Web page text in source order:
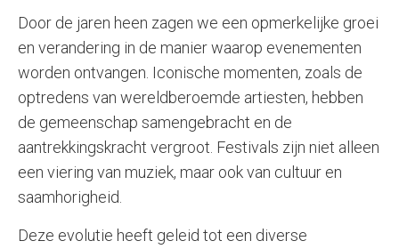
Door de jaren heen zagen we een opmerkelijke groei
en verandering in de manier waarop evenementen
worden ontvangen. Iconische momenten, zoals de
optredens van wereldberoemde artiesten, hebben
de gemeenschap samengebracht en de
aantrekkingskracht vergroot. Festivals zijn niet alleen
een viering van muziek, maar ook van cultuur en
saamhorigheid.
Deze evolutie heeft geleid tot een diverse